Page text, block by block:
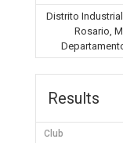
Distrito
Rosario,
Results
Club